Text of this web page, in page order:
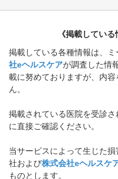
《掲載してい
掲載している各種情報は、
社eヘルスケアが調査した情
載に努めておりますが、内
ん。
掲載されている医院を受診
に直接ご確認ください。
当サービスによって生じた
社および株式会社eヘルスケ
ものとします。